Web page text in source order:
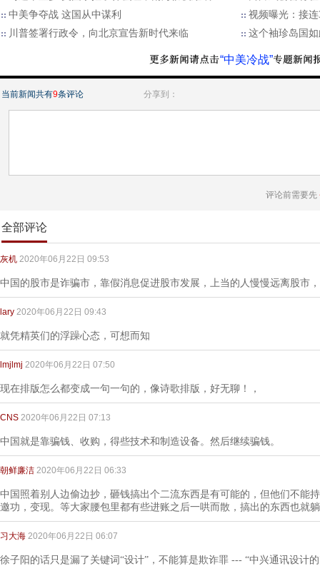
中美争夺战 这国从中谋利
视频曝光：接
川普签署行政令，向北京宣告新时代来临
这个袖珍岛国
“中美冷战”
当前新闻共有9条评论 分享到：
评论前需要先
全部评论
灰机 2020年06月22日 09:53
中国的股市是诈骗市，靠假消息促进股市发展，上当的人慢慢远离股市
lary 2020年06月22日 09:43
就凭精英们的浮躁心态，可想而知
lmjlmj 2020年06月22日 07:50
现在排版怎么都变成一句一句的，像诗歌排版，好无聊！，
CNS 2020年06月22日 07:13
中国就是靠骗钱、收购，得些技术和制造设备。然后继续骗钱。
朝鲜廉洁 2020年06月22日 06:33
中国照着别人边偷边抄，砸钱搞出个二流东西是有可能的，但他们不能
邀功，变现。等大家腰包里都有些进账之后一哄而散，搞出的东西也就
习大海 2020年06月22日 06:07
徐子阳的话只是漏了关键词“设计”，不能算是欺诈罪 --- “中兴通讯设计